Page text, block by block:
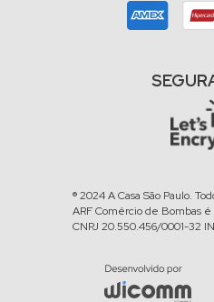
® 2024 A Casa São Paulo.
ARF Comércio de Bombas é
CNPJ 20.550.456/0001-32